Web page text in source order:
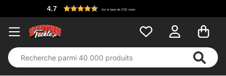
4.7 Sur la base de 2732 votes